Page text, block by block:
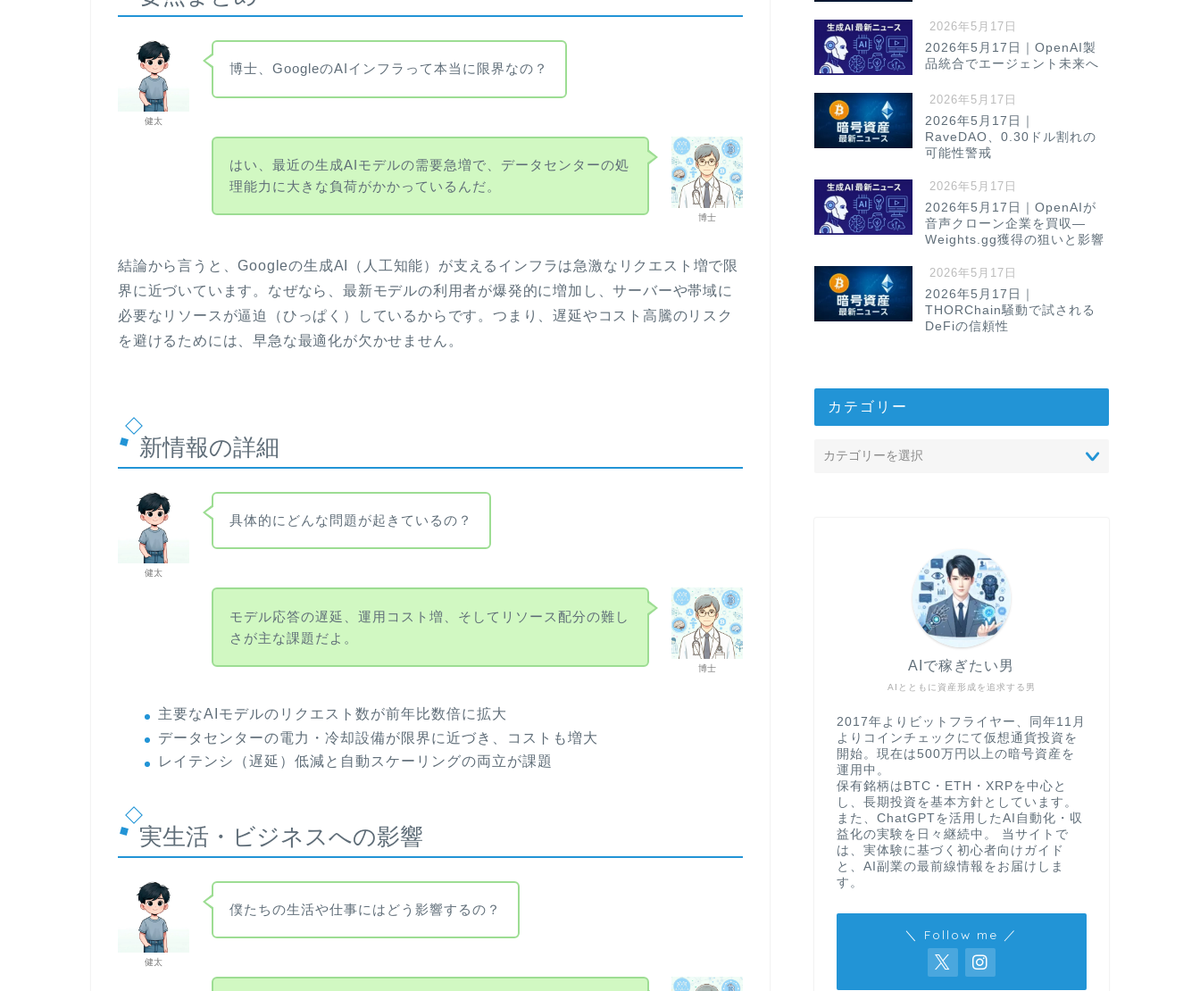
健太
博士、GoogleのAIインフラって本当に限界なの？
博士
はい、最近の生成AIモデルの需要急増で、データセンターの処
理能力に大きな負荷がかかっているんだ。
結論から言うと、Googleの生成AI（人工知能）が支えるインフラは急激なリクエスト増で限
界に近づいています。なぜなら、最新モデルの利用者が爆発的に増加し、サーバーや帯域に
必要なリソースが逼迫（ひっぱく）しているからです。つまり、遅延やコスト高騰のリスク
を避けるためには、早急な最適化が欠かせません。
新情報の詳細
健太
具体的にどんな問題が起きているの？
博士
モデル応答の遅延、運用コスト増、そしてリソース配分の難し
さが主な課題だよ。
主要なAIモデルのリクエスト数が前年比数倍に拡大
データセンターの電力・冷却設備が限界に近づき、コストも増大
レイテンシ（遅延）低減と自動スケーリングの両立が課題
実生活・ビジネスへの影響
健太
僕たちの生活や仕事にはどう影響するの？
2026年5月17日
2026年5月17日｜OpenAI製
品統合でエージェント未来へ
2026年5月17日
2026年5月17日｜
RaveDAO、0.30ドル割れの
可能性警戒
2026年5月17日
2026年5月17日｜OpenAIが
音声クローン企業を買収—
Weights.gg獲得の狙いと影響
2026年5月17日
2026年5月17日｜
THORChain騒動で試される
DeFiの信頼性
カテゴリー
AIとともに資産形成を追求する男
AIで稼ぎたい男
2017年よりビットフライヤー、同年11月
よりコインチェックにて仮想通貨投資を
開始。現在は500万円以上の暗号資産を
運用中。
保有銘柄はBTC・ETH・XRPを中心と
し、長期投資を基本方針としています。
また、ChatGPTを活用したAI自動化・収
益化の実験を日々継続中。 当サイトで
は、実体験に基づく初心者向けガイド
と、AI副業の最前線情報をお届けしま
す。
＼ Follow me ／